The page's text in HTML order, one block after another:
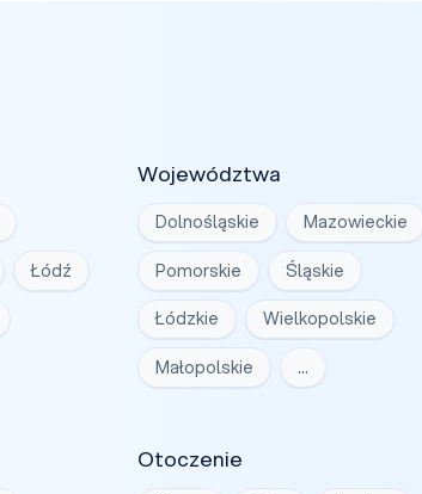
Łódź
Województwa
Dolnośląskie Mazowieckie
Pomorskie Śląskie
Łódzkie Wielkopolskie
Małopolskie …
Otoczenie